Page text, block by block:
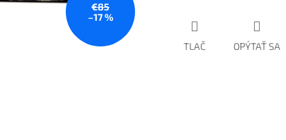
€85
–17 %
TLAČ OPÝTAŤ SA